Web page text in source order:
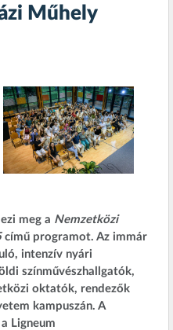
Műhely
meg a Nemzetközi
című programot. Az immár
intenzív nyári
színművészhallgatók,
oktatók, rendezők
kampuszán. A
Ligneum